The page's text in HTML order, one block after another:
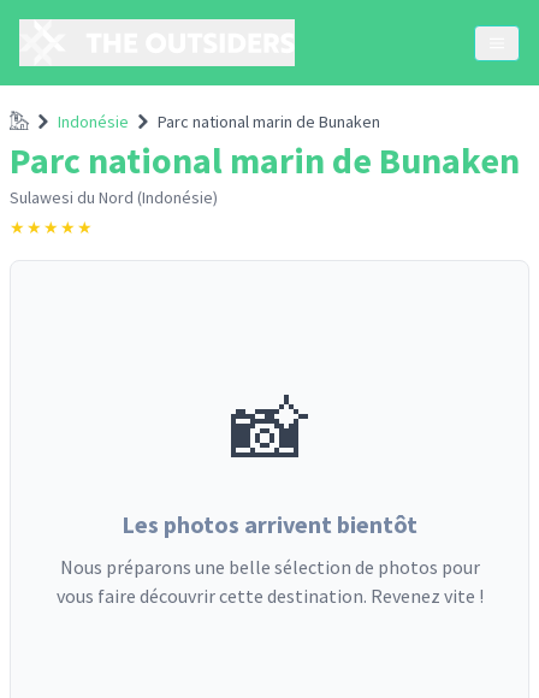
AccueilIndonésie Parc national marin de Bunaken
Parc national marin de Bunaken
Sulawesi du Nord (Indonésie)
★★★★★
📸
Les photos arrivent bientôt
Nous préparons une belle sélection de photos pour
vous faire découvrir cette destination. Revenez vite !